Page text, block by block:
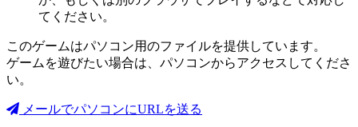
てください。
このゲームはパソコン用のファイルを提供しています。
ゲームを遊びたい場合は、パソコンからアクセスしてくださ
い。
メールでパソコンにURLを送る